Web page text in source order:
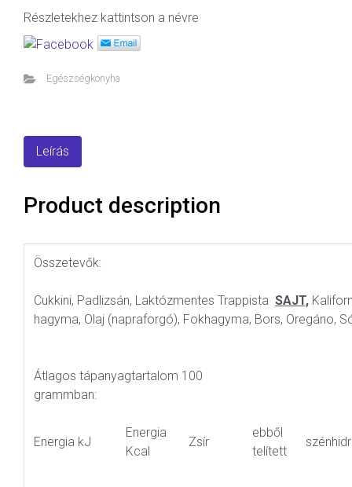
Részletekhez kattintson a névre
Egészségkonyha
Leírás
Product description
Összetevők:
Cukkini, Padlizsán, Laktózmentes Trappista SAJT,
hagyma, Olaj (napraforgó), Fokhagyma, Bors, Oregáno,
Átlagos tápanyagtartalom 100
grammban:
Energia kJ
Energia
Kcal
Zsír
ebből
telített